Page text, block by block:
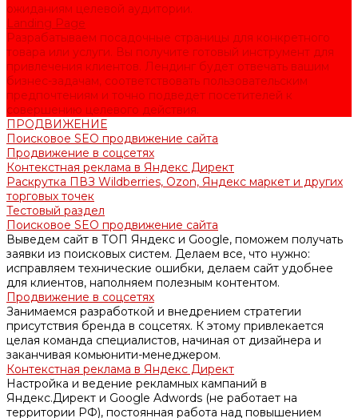
ожиданиям целевой аудитории.
Landing Page
Разрабатываем посадочные страницы для конкретного
товара или услуги. Вы получите готовый инструмент для
привлечения клиентов. Лендинг будет отвечать вашим
бизнес-задачам, соответствовать пользовательским
предпочтениям и точно подведет посетителей к
совершению целевого действия.
ПРОДВИЖЕНИЕ
Поисковое SEO продвижение сайта
Продвижение в соцсетях
Контекстная реклама в Яндекс Директ
Раскрутка ПВЗ Wildberries, Ozon, Яндекс маркет и других
торговых точек
Тестовый раздел
Поисковое SEO продвижение сайта
Выведем сайт в ТОП Яндекс и Google, поможем получать
заявки из поисковых систем. Делаем все, что нужно:
исправляем технические ошибки, делаем сайт удобнее
для клиентов, наполняем полезным контентом.
Продвижение в соцсетях
Занимаемся разработкой и внедрением стратегии
присутствия бренда в соцсетях. К этому привлекается
целая команда специалистов, начиная от дизайнера и
заканчивая комьюнити-менеджером.
Контекстная реклама в Яндекс Директ
Настройка и ведение рекламных кампаний в
Яндекс.Директ и Google Adwords (не работает на
территории РФ), постоянная работа над повышением